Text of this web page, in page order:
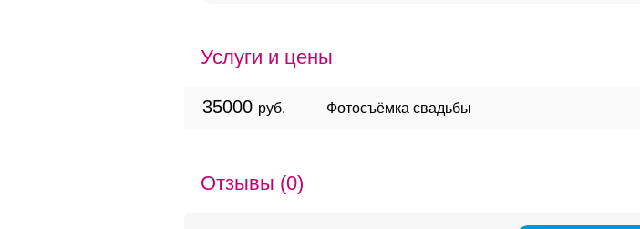
Услуги и цены
Фотосъёмка свадьбы
35000 руб.
Отзывы (0)